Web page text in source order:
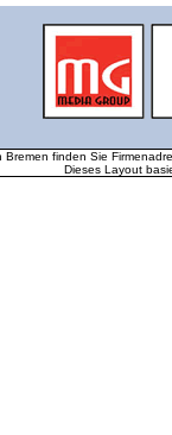
Bremen finden Sie
Dieses Layout